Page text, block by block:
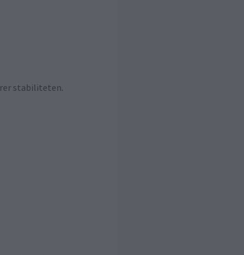
stabiliteten.